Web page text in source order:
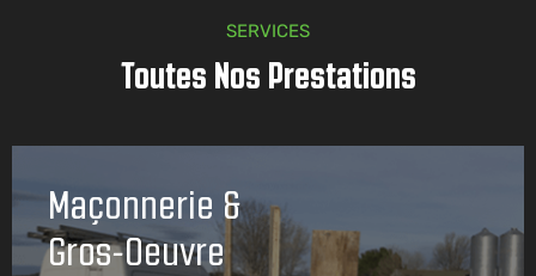
SERVICES
Toutes Nos Prestations
Maçonnerie &
Gros-Oeuvre